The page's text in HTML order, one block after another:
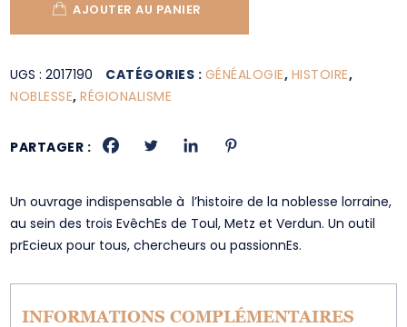
AJOUTER AU PANIER
UGS :2017190 CATÉGORIES : GÉNÉALOGIE, HISTOIRE,
NOBLESSE,RÉGIONALISME
PARTAGER :
Un ouvrage indispensable à l’histoire de la noblesse lorraine,
au sein des trois EvêchEs de Toul, Metz et Verdun. Un outil
prEcieux pour tous, chercheurs ou passionnEs.
INFORMATIONS COMPLÉMENTAIRES